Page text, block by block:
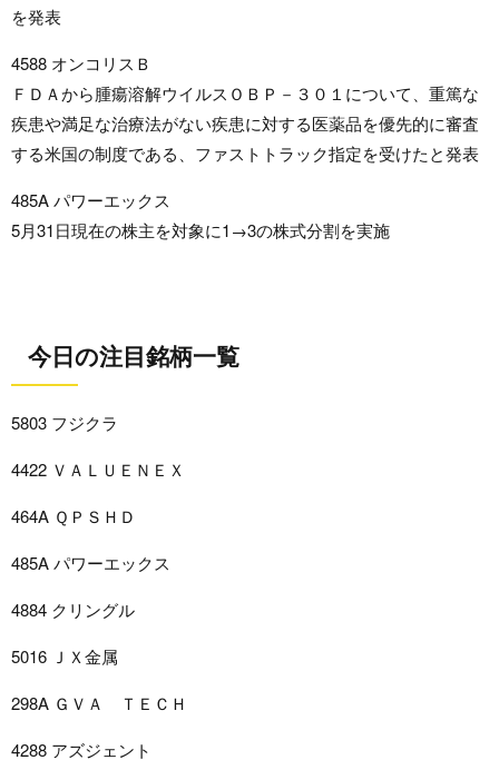
を発表
4588 オンコリスＢ
ＦＤＡから腫瘍溶解ウイルスＯＢＰ－３０１について、重篤な
疾患や満足な治療法がない疾患に対する医薬品を優先的に審査
する米国の制度である、ファストトラック指定を受けたと発表
485A パワーエックス
5月31日現在の株主を対象に1→3の株式分割を実施
今日の注目銘柄一覧
5803 フジクラ
4422 ＶＡＬＵＥＮＥＸ
464A ＱＰＳＨＤ
485A パワーエックス
4884 クリングル
5016 ＪＸ金属
298A ＧＶＡ ＴＥＣＨ
4288 アズジェント